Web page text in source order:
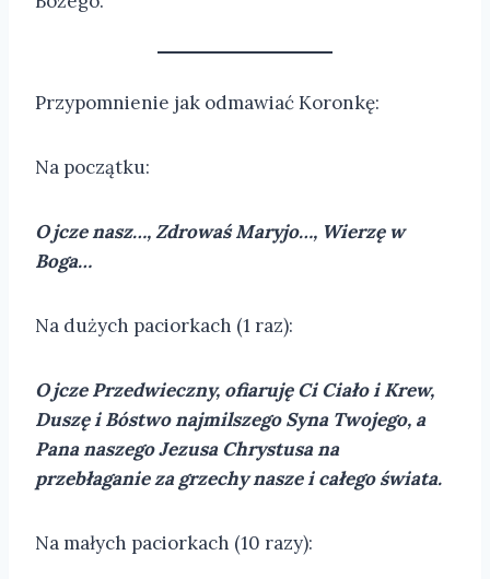
Przypomnienie jak odmawiać Koronkę:
Na początku:
Ojcze nasz…, Zdrowaś Maryjo…, Wierzę w
Boga…
Na dużych paciorkach (1 raz):
Ojcze Przedwieczny, ofiaruję Ci Ciało i Krew,
Duszę i Bóstwo najmilszego Syna Twojego, a
Pana naszego Jezusa Chrystusa na
przebłaganie za grzechy nasze i całego świata.
Na małych paciorkach (10 razy):